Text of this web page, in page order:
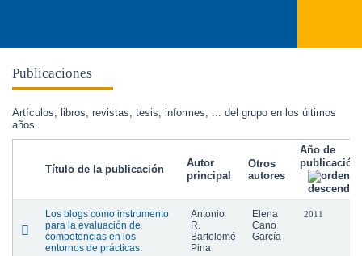
Publicaciones
Artículos, libros, revistas, tesis, informes, ... del grupo en los últimos
años.
Título de la publicación
Autor
principal
Otros
autores
Año de
publicación
Los blogs como instrumento
para la evaluación de
competencias en los
entornos de prácticas.
Antonio
R.
Bartolomé
Pina
Elena
Cano
García
2011